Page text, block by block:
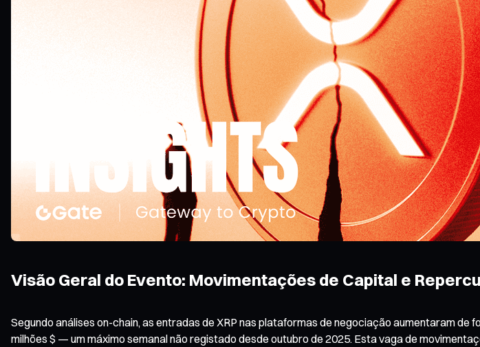
Visão Geral do Evento: Movimentações de Capital e
Segundo análises on-chain, as entradas de XRP nas plataformas de negociação aumentaram
milhões $ — um máximo semanal não registado desde outubro de 2025. Esta vaga de